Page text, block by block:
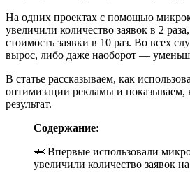
На одних проектах с помощью
увеличили количество заявок в 2
стоимость заявки в 10 раз. Во всех
вырос, либо даже наоборот —
В статье рассказываем, как
оптимизации рекламы и показываем,
результат.
Содержание:
🦈 Впервые использовали
увеличили количество заявок